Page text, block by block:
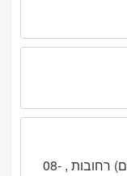
בני משה 25 (פינת הרצל, ליד גן המייסדים) רחובות , 08-